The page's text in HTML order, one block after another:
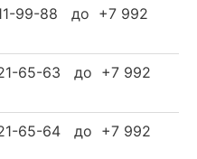
99-88 до +7 992
65-63 до +7 992
65-64 до +7 992